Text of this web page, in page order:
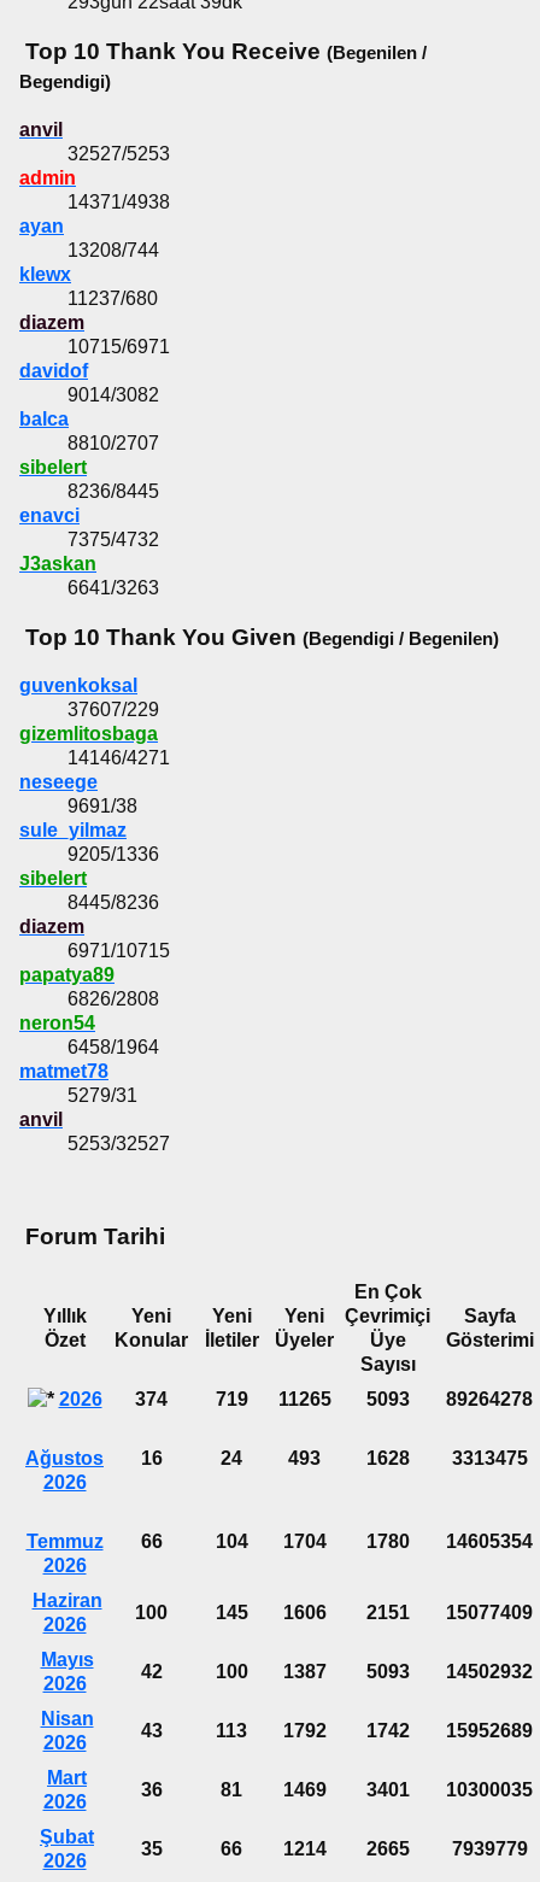
Top 10 Thank You Receive (Begenilen /
Begendigi)
anvil
32527/5253
admin
14371/4938
ayan
13208/744
klewx
11237/680
diazem
10715/6971
davidof
9014/3082
balca
8810/2707
sibelert
8236/8445
enavci
7375/4732
J3askan
6641/3263
Top 10 Thank You Given (Begendigi / Begenilen)
guvenkoksal
37607/229
gizemlitosbaga
14146/4271
neseege
9691/38
sule_yilmaz
9205/1336
sibelert
8445/8236
diazem
6971/10715
papatya89
6826/2808
neron54
6458/1964
matmet78
5279/31
anvil
5253/32527
Forum Tarihi
Yıllık
Özet
Yeni
Konular
Yeni
İletiler
Yeni
Üyeler
En Çok
Çevrimiçi
Üye
Sayısı
Sayfa
Gösterimi
2026 374 719 11265 5093 89264278
Ağustos
2026
16 24 493 1628 3313475
Temmuz
2026
66 104 1704 1780 14605354
Haziran
2026
100 145 1606 2151 15077409
Mayıs
2026
42 100 1387 5093 14502932
Nisan
2026
43 113 1792 1742 15952689
Mart
2026
36 81 1469 3401 10300035
Şubat
2026
35 66 1214 2665 7939779